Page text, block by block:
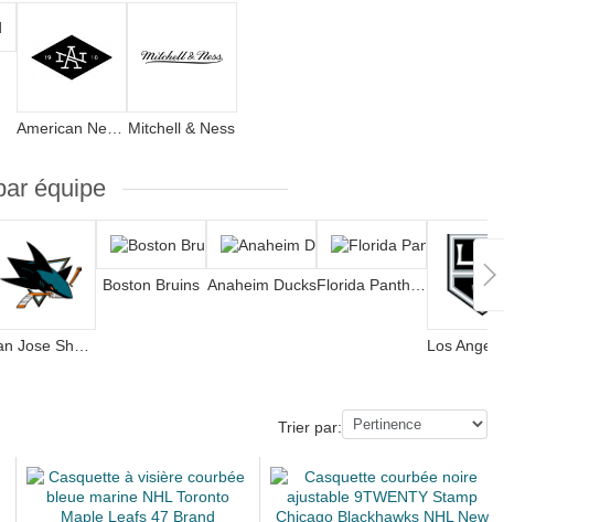
American Needle Mitchell & Ness
équipe
Boston Bruins Anaheim Ducks Florida Panthers
Trier par: